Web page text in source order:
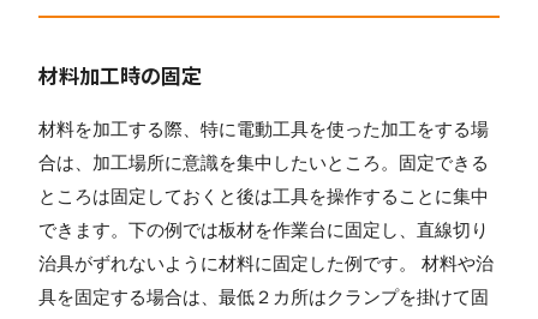
材料加工時の固定
材料を加工する際、特に電動工具を使った加工をする場
合は、加工場所に意識を集中したいところ。固定できる
ところは固定しておくと後は工具を操作することに集中
できます。下の例では板材を作業台に固定し、直線切り
治具がずれないように材料に固定した例です。 材料や治
具を固定する場合は、最低２カ所はクランプを掛けて固